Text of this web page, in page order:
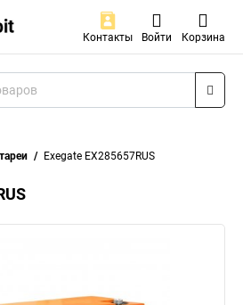
Контакты Войти Корзина
Exegate EX285657RUS